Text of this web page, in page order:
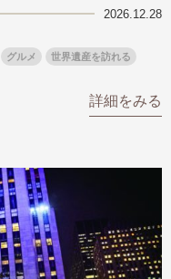
グ
旅
ルフランス
・講師同行
2026.12.28
グルメ 世界遺産を訪れる
詳細をみる